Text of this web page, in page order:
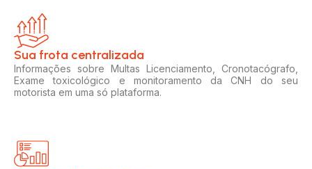
Sua frota centralizada​
Informações sobre Multas Licenciamento, Cronotacógrafo,
Exame toxicológico e monitoramento da CNH do seu
motorista em uma só plataforma.